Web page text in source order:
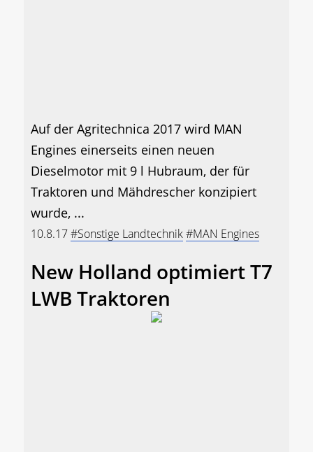
Auf der Agritechnica 2017 wird MAN
Engines einerseits einen neuen
Dieselmotor mit 9 l Hubraum, der für
Traktoren und Mähdrescher konzipiert
wurde, ...
10.8.17#Sonstige Landtechnik#MAN Engines
New Holland optimiert T7
LWB Traktoren